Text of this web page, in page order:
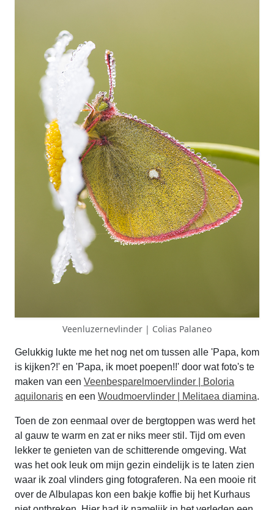
Veenluzernevlinder | Colias Palaneo
Gelukkig lukte me het nog net om tussen alle 'Papa, kom
is kijken?!' en 'Papa, ik moet poepen!!' door wat foto's te
maken van een Veenbesparelmoervlinder | Boloria
aquilonaris en een Woudmoervlinder | Melitaea diamina.
Toen de zon eenmaal over de bergtoppen was werd het
al gauw te warm en zat er niks meer stil. Tijd om even
lekker te genieten van de schitterende omgeving. Wat
was het ook leuk om mijn gezin eindelijk is te laten zien
waar ik zoal vlinders ging fotograferen. Na een mooie rit
over de Albulapas kon een bakje koffie bij het Kurhaus